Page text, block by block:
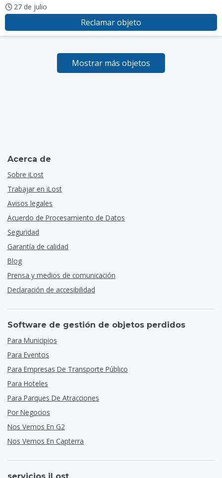
27 de julio
Reclamar objeto
Mostrar más objetos
Acerca de
Sobre iLost
Trabajar en iLost
Avisos legales
Acuerdo de Procesamiento de Datos
Seguridad
Garantía de calidad
Blog
Prensa y medios de comunicación
Declaración de accesibilidad
Software de gestión de objetos perdidos
Para Municipios
Para Eventos
Para Empresas De Transporte Público
Para Hoteles
Para Parques De Atracciones
Por Negocios
Nos Vemos En G2
Nos Vemos En Capterra